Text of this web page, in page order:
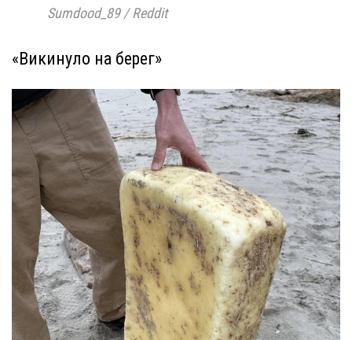
Sumdood_89 / Reddit
«Викинуло на берег»